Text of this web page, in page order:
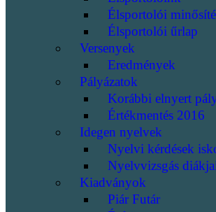
Élsportolói
Élsportolói űrlap
Versenyek
Eredmények
Pályázatok
Korábbi elnyert
Értékmentés 2016
Idegen nyelvek
Nyelvi kérdések
Nyelvvizsgás
Kiadványok
Piár Futár